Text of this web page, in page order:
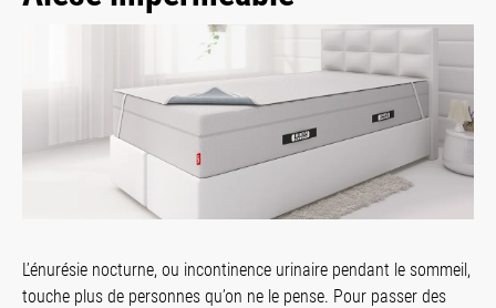
L’énurésie nocturne, ou incontinence urinaire pendant le sommeil,
touche plus de personnes qu’on ne le pense. Pour passer des